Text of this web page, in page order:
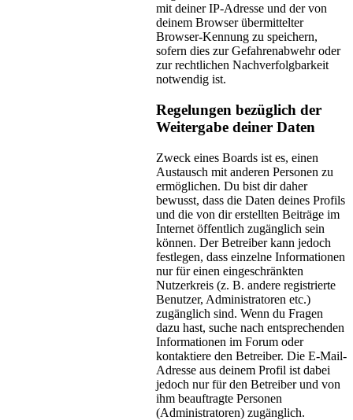
mit deiner IP-Adresse und der von
deinem Browser übermittelter
Browser-Kennung zu speichern,
sofern dies zur Gefahrenabwehr oder
zur rechtlichen Nachverfolgbarkeit
notwendig ist.
Regelungen bezüglich der
Weitergabe deiner Daten
Zweck eines Boards ist es, einen
Austausch mit anderen Personen zu
ermöglichen. Du bist dir daher
bewusst, dass die Daten deines Profils
und die von dir erstellten Beiträge im
Internet öffentlich zugänglich sein
können. Der Betreiber kann jedoch
festlegen, dass einzelne Informationen
nur für einen eingeschränkten
Nutzerkreis (z. B. andere registrierte
Benutzer, Administratoren etc.)
zugänglich sind. Wenn du Fragen
dazu hast, suche nach entsprechenden
Informationen im Forum oder
kontaktiere den Betreiber. Die E-Mail-
Adresse aus deinem Profil ist dabei
jedoch nur für den Betreiber und von
ihm beauftragte Personen
(Administratoren) zugänglich.